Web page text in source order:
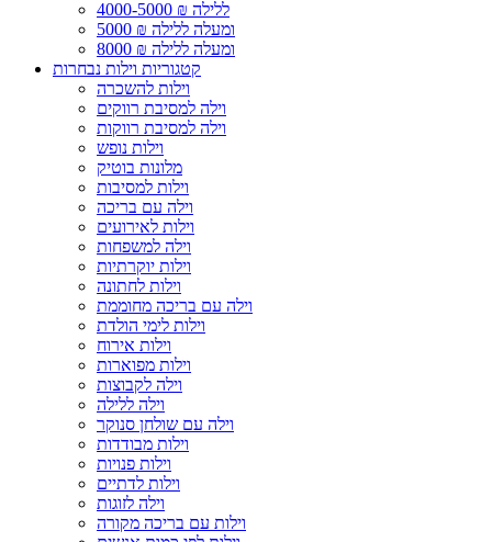
4000-5000 ₪ ללילה
5000 ₪ ומעלה ללילה
8000 ₪ ומעלה ללילה
קטגוריות וילות נבחרות
וילות להשכרה
וילה למסיבת רווקים
וילה למסיבת רווקות
וילות נופש
מלונות בוטיק
וילות למסיבות
וילה עם בריכה
וילות לאירועים
וילה למשפחות
וילות יוקרתיות
וילות לחתונה
וילה עם בריכה מחוממת
וילות לימי הולדת
וילות אירוח
וילות מפוארות
וילה לקבוצות
וילה ללילה
וילה עם שולחן סנוקר
וילות מבודדות
וילות פנויות
וילות לדתיים
וילה לזוגות
וילות עם בריכה מקורה